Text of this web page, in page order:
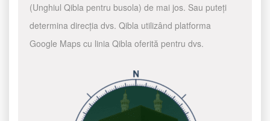
(Unghiul Qibla pentru busola) de mai jos. Sau puteți
determina direcția dvs. Qibla utilizând platforma
Google Maps cu linia Qibla oferită pentru dvs.